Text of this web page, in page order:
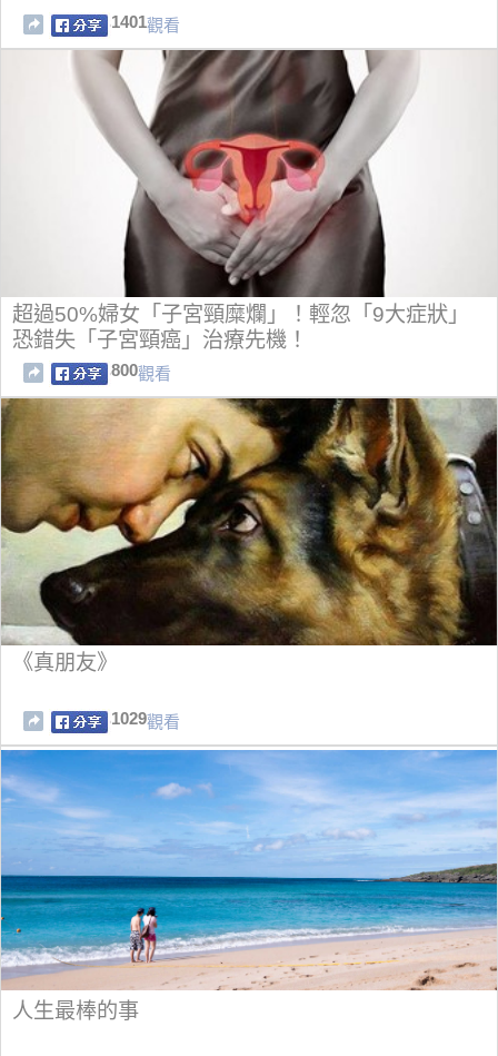
1401觀看
超過50%婦女「子宮頸糜爛」！輕忽「9大症狀」
恐錯失「子宮頸癌」治療先機！
800觀看
《真朋友》
1029觀看
人生最棒的事